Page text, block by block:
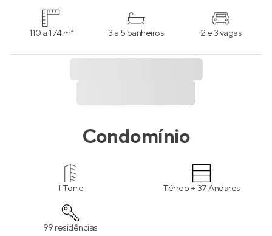
110 a 174 m² 3 a 5 banheiros 2 e 3 vagas
Condomínio
1 Torre Térreo + 37 Andares
99 residências